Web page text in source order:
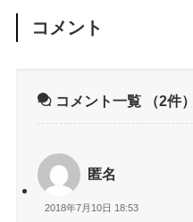
コメント
コメント一覧 （2件）
匿名
2018年7月10日 18:53